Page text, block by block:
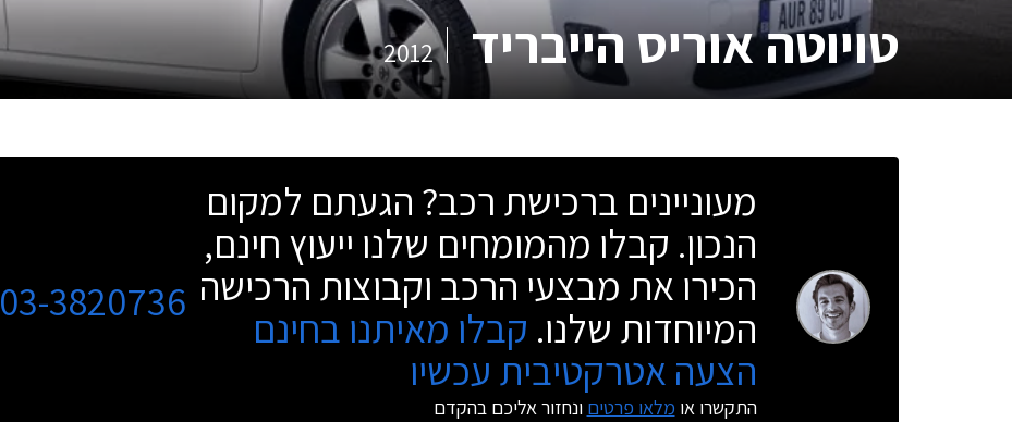
טויוטה אוריס הייבריד 2012
מעוניינים ברכישת רכב? הגעתם למקום
הנכון. קבלו מהמומחים שלנו ייעוץ חינם,
הכירו את מבצעי הרכב וקבוצות הרכישה
המיוחדות שלנו. קבלו מאיתנו בחינם
הצעה אטרקטיבית עכשיו
התקשרו או מלאו פרטים ונחזור אליכם בהקדם
03-3820736